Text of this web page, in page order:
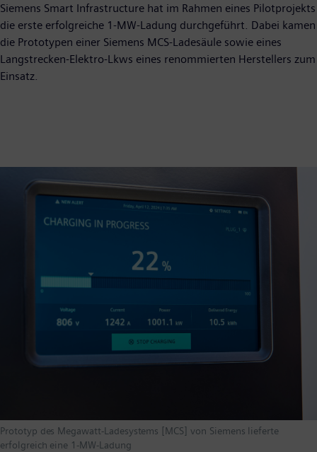
Siemens Smart Infrastructure hat im Rahmen eines Pilotprojekts
die erste erfolgreiche 1-MW-Ladung durchgeführt. Dabei kamen
die Prototypen einer Siemens MCS-Ladesäule sowie eines
Langstrecken-Elektro-Lkws eines renommierten Herstellers zum
Einsatz.
Prototyp des Megawatt-Ladesystems [MCS] von Siemens lieferte
erfolgreich eine 1-MW-Ladung